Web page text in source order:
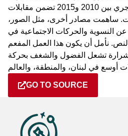
عالمي، يرتكز على بحث أجري بين 2010 و2015 تضمن مقابلات
ساهمت مصادر أخرى، مثل الصور،
عن النسوية والحركات الاجتماعية في
نأمل أن يكون هذا العمل المفعم
شرارة تشعل الفضول والشغف بحركة
GO TO SOURCE